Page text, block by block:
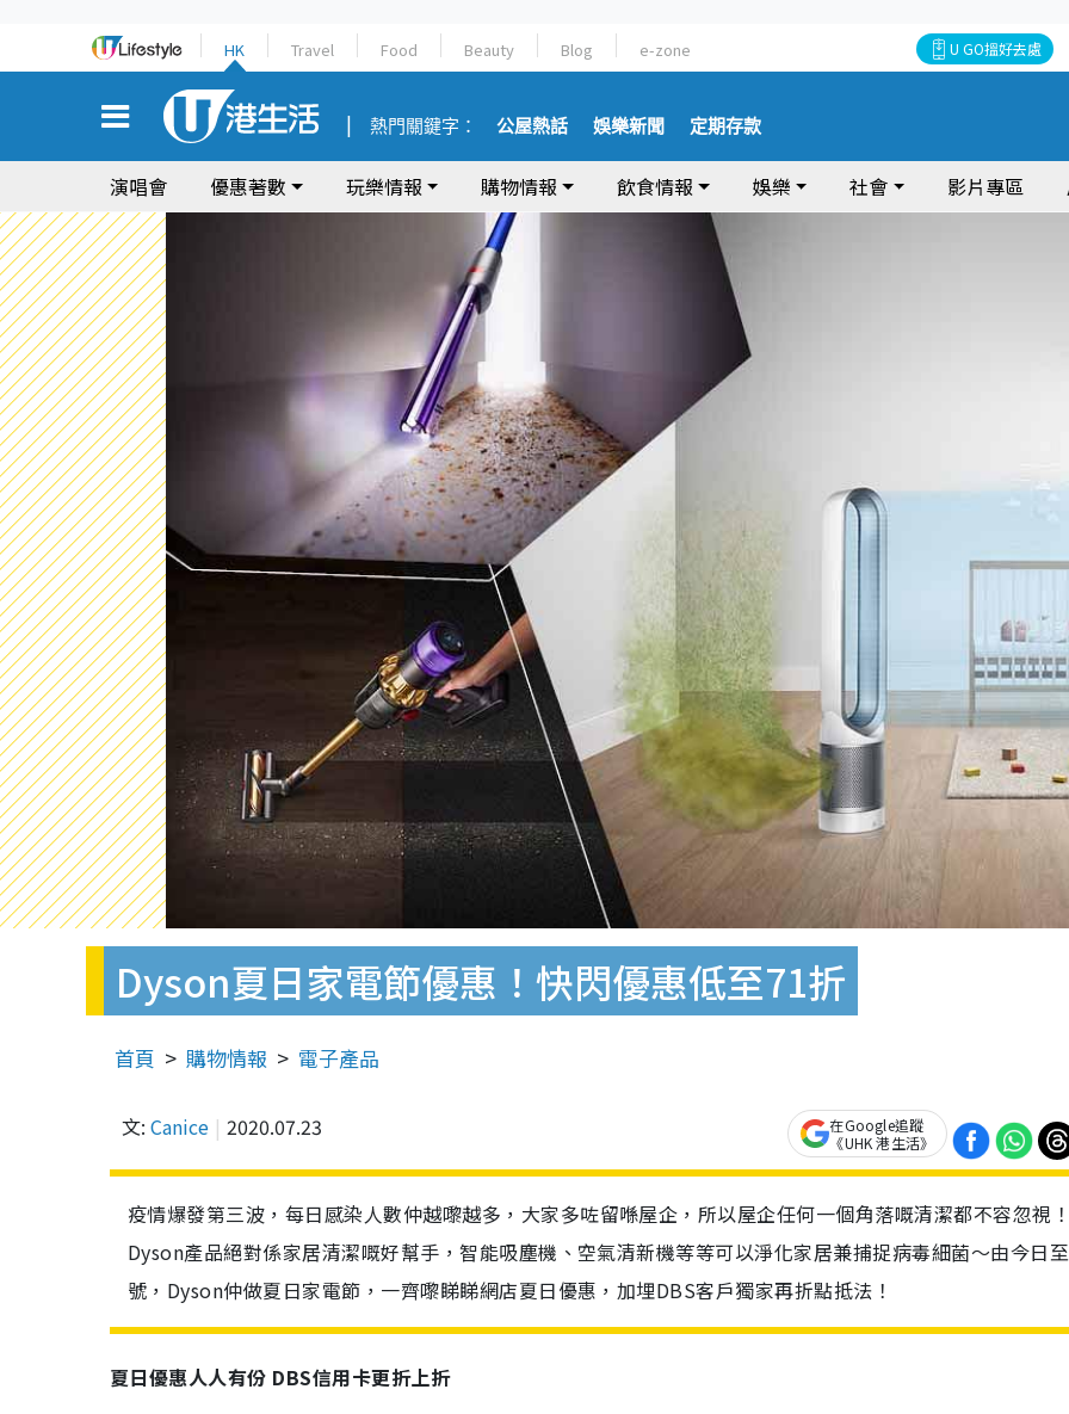
HK Travel Food Beauty Blog e-zone U GO搵好去處
熱門關鍵字： 公屋熱話 娛樂新聞 定期存款
演唱會 優惠著數 玩樂情報 購物情報 飲食情報 娛樂 社會 影片專區
Dyson夏日家電節優惠！快閃優惠低至71折
首頁 購物情報 電子產品
文: Canice 2020.07.23
在Google追蹤
《UHK 港生活》
疫情爆發第三波，每日感染人數仲越嚟越多，大家多咗留喺屋企，所以屋企任何一個角落嘅清潔都不容忽視
Dyson產品絕對係家居清潔嘅好幫手，智能吸塵機、空氣清新機等等可以淨化家居兼捕捉病毒細菌～由今日
號，Dyson仲做夏日家電節，一齊嚟睇睇網店夏日優惠，加埋DBS客戶獨家再折點抵法！
夏日優惠人人有份 DBS信用卡更折上折